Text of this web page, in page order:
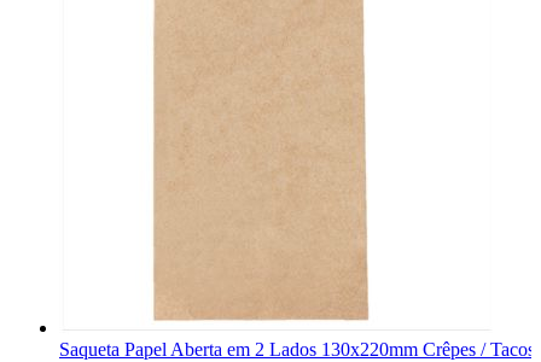
Saqueta Papel Aberta em 2 Lados 130x220mm Crêpes /